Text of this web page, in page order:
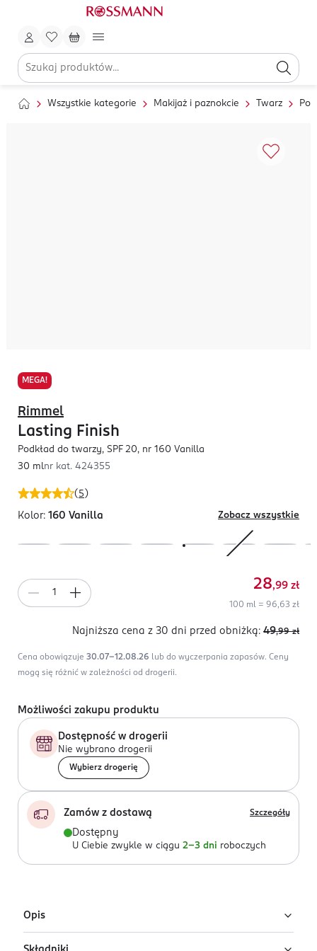
Wszystkie kategorie Makijaż i paznokcie Twarz
MEGA!
( 5 )
Rimmel
Lasting Finish
Podkład do twarzy, SPF 20, nr 160 Vanilla
30 mlnr kat. 424355
Kolor: 160 Vanilla Zobacz wszystkie
28,99 zł
100 ml = 96,63 zł
Najniższa cena z 30 dni przed obniżką: 49,99 zł
Cena obowiązuje 30.07-12.08.26 lub do wyczerpania zapasów. Ceny
mogą się różnić w zależności od drogerii.
Możliwości zakupu produktu
Dostępność w drogerii
Nie wybrano drogerii
Wybierz drogerię
Zamów z dostawą Szczegóły
Dostępny
U Ciebie zwykle w ciągu 2-3 dni roboczych
Opis